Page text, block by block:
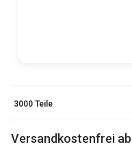
3000 Teile
Versandkostenfrei ab